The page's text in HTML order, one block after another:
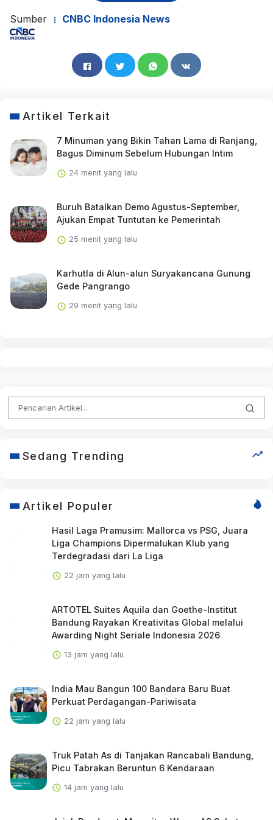
Sumber CNBC Indonesia News
Artikel Terkait
7 Minuman yang Bikin Tahan Lama di Ranjang,
Bagus Diminum Sebelum Hubungan Intim
24 menit yang lalu
Buruh Batalkan Demo Agustus-September,
Ajukan Empat Tuntutan ke Pemerintah
25 menit yang lalu
Karhutla di Alun-alun Suryakancana Gunung
Gede Pangrango
29 menit yang lalu
Sedang Trending
Artikel Populer
Hasil Laga Pramusim: Mallorca vs PSG, Juara
Liga Champions Dipermalukan Klub yang
Terdegradasi dari La Liga
22 jam yang lalu
ARTOTEL Suites Aquila dan Goethe-Institut
Bandung Rayakan Kreativitas Global melalui
Awarding Night Seriale Indonesia 2026
13 jam yang lalu
India Mau Bangun 100 Bandara Baru Buat
Perkuat Perdagangan-Pariwisata
22 jam yang lalu
Truk Patah As di Tanjakan Rancabali Bandung,
Picu Tabrakan Beruntun 6 Kendaraan
14 jam yang lalu